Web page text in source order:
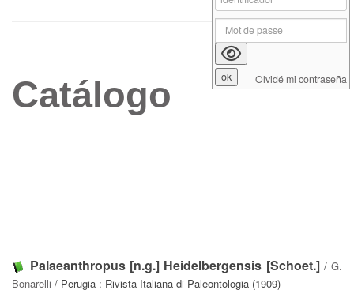
Catálogo
Palaeanthropus [n.g.] Heidelbergensis [Schoet.]/G.
Bonarelli / Perugia : Rivista Italiana di Paleontologia (1909)
Olvidé mi contraseña